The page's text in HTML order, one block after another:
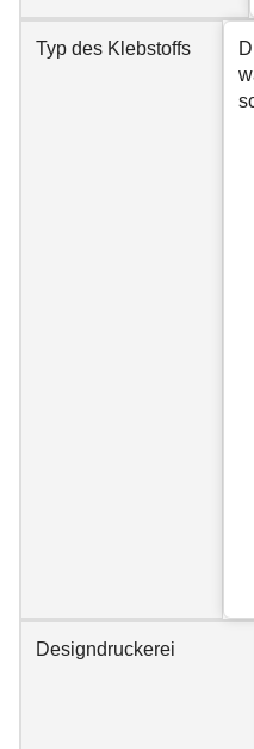
Typ des Klebstoffs
Designdruckerei